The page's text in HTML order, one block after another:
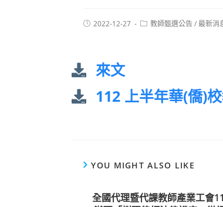
2022-12-27 教師甄選公告/最新消
來文
112 上半年華(僑)
YOU MIGHT ALSO LIKE
全國代理暨代課教師產業工會